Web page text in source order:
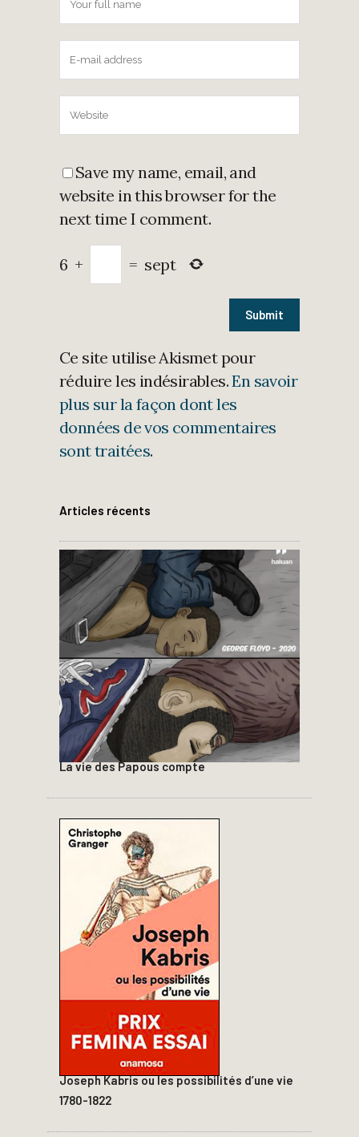
Save my name, email, and
website in this browser for the
next time I comment.
6 + = sept
Ce site utilise Akismet pour
réduire les indésirables.En savoir
plus sur la façon dont les
données de vos commentaires
sont traitées.
Articles récents
La vie des Papous compte
Joseph Kabris ou les possibilités d’une vie
1780-1822